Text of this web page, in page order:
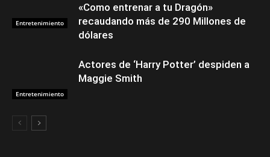
Entretenimiento
«Como entrenar a tu Dragón»
recaudando más de 290 Millones de
dólares
Entretenimiento
Actores de ‘Harry Potter’ despiden a
Maggie Smith